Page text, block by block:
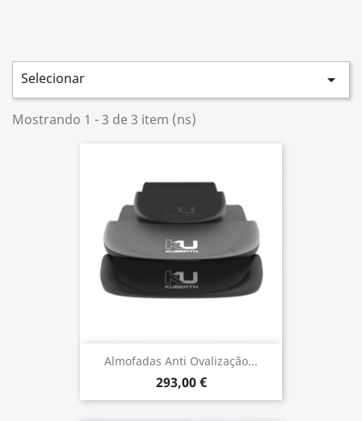
Selecionar 
Mostrando 1 - 3 de 3 item (ns)
Almofadas Anti Ovalização...
293,00 €